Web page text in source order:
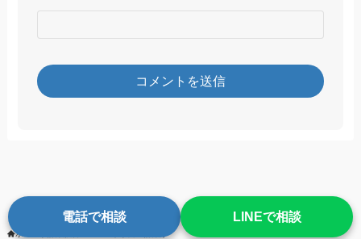
ホーム
電話で相談 LINEで相談